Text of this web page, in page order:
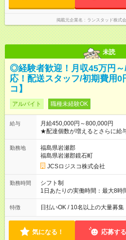
掲載元企業名 ランスタッド株式
未読
◎経験者歓迎！月収45万円
応！配送スタッフ/初期費用0
コ】
アルバイト 職種未経験OK
給与
月給450,000円～800,000円
★配達個数が増えるとさらに給
ど！ ・主要都市エリア 月収55万円／週5日稼働 月収65万~112
万円／週6日稼働 ・地方郊外エリア 月収40万円／週5日稼働 月
収40万円~50万円／週6日稼働 ＜モデルイメージ＞ ■月収50万
円 (27歳男性/江東区在住)※元建
(日休み) ■月収80万円(43歳男性/墨田区在住)※元営業 1日200個
勤務地
福島県岩瀬郡
福島県岩瀬郡鏡石町
JCSロジスコ株式会社
勤務時間
シフト制
1日あたりの実働時間：最大8
働8時間） ※週5日勤務（場所
よって時間外での勤務可能性有
特徴 日払いOK / 10名以上の大量募集
気になる！ 応募する